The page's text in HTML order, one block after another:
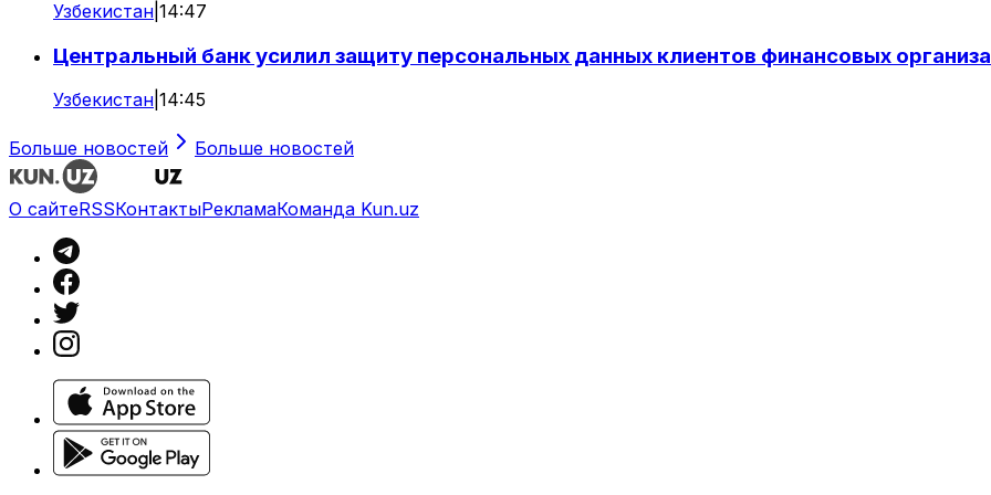
Узбекистан 14:47
Центральный банк усилил защиту персональных данных клиентов финансовых
Узбекистан 14:45
Больше новостей Больше новостей
О сайтеRSSКонтактыРекламаКоманда Kun.uz